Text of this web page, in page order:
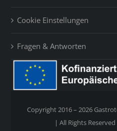
Cookie Einstellungen
Fragen & Antworten
Copyright 2016 – 2026
| All Rights